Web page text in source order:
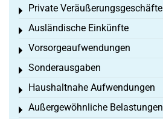
Private Veräußerungsgeschäfte
Toggle menu
Ausländische Einkünfte
Toggle menu
Vorsorgeaufwendungen
Toggle menu
Sonderausgaben
Toggle menu
Haushaltnahe Aufwendungen
Toggle menu
Außergewöhnliche Belastungen
Toggle menu